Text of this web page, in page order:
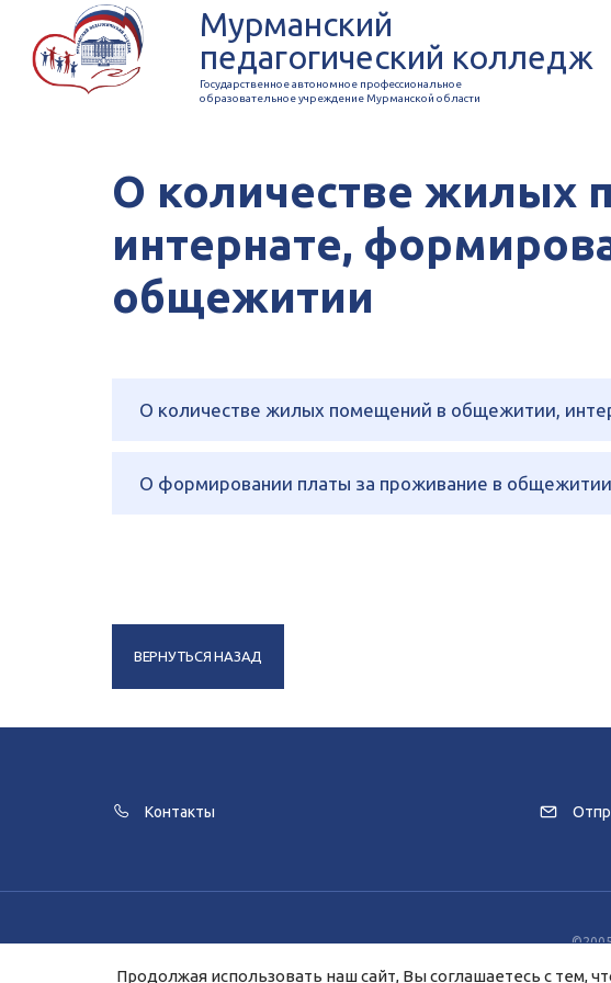
Мурманский
педагогический колледж
Государственное автономное профессиональное
образовательное учреждение Мурманской области
О количестве жилых
интернате,
общежитии
О количестве жилых помещений в общежитии,
О формировании платы за проживание в общежитии
ВЕРНУТЬСЯ НАЗАД
Контакты
Для улучшения работы сайта и его взаимодействия с
Продолжая использовать наш сайт, Вы соглашаетесь с тем,